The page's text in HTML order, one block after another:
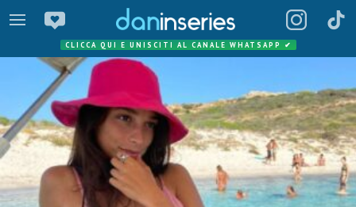
CLICCA QUI E UNISCITI AL CANALE WHATSAPP ✔